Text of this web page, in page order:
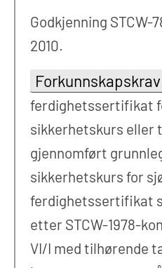
Godkjenning STCW-
2010.
Forkunnskapskrav
ferdighetssertifikat
sikkerhetskurs eller
gjennomført
sikkerhetskurs for
ferdighetssertifikat
etter STCW-1978-
VI/I med tilhørende